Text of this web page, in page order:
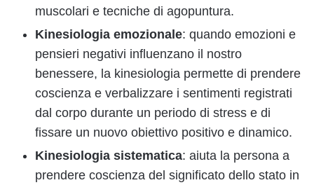
muscolari e tecniche di agopuntura.
Kinesiologia emozionale: quando emozioni e
pensieri negativi influenzano il nostro
benessere, la kinesiologia permette di prendere
coscienza e verbalizzare i sentimenti registrati
dal corpo durante un periodo di stress e di
fissare un nuovo obiettivo positivo e dinamico.
Kinesiologia sistematica: aiuta la persona a
prendere coscienza del significato dello stato in